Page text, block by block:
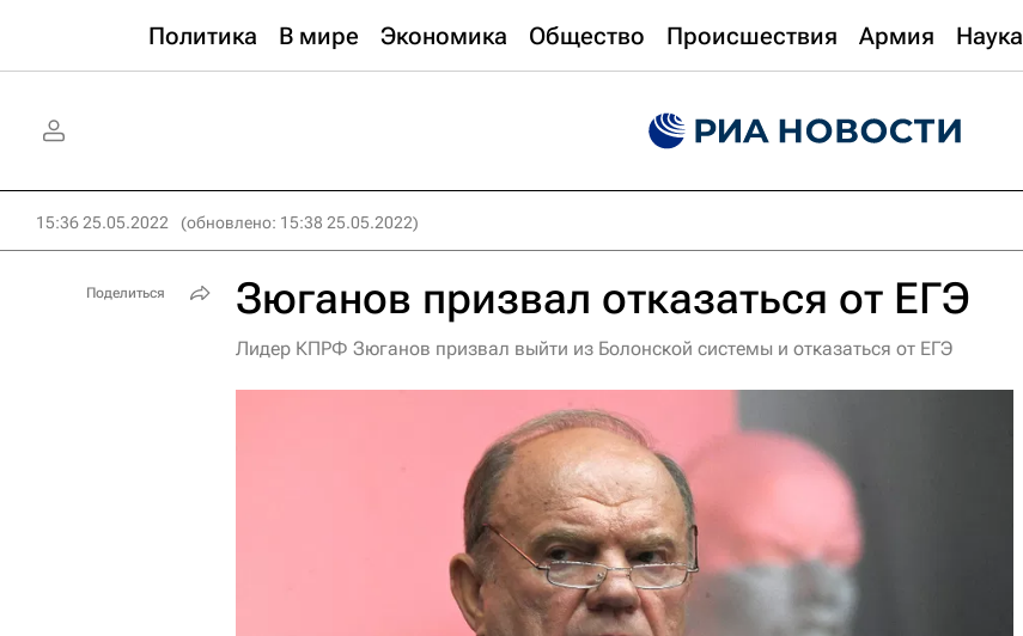
Политика В мире Экономика Общество Происшествия Армия Наука
15:36 25.05.2022 (обновлено: 15:38 25.05.2022)
Зюганов призвал отказаться от ЕГЭ
Лидер КПРФ Зюганов призвал выйти из Болонской системы и отказаться от ЕГЭ
Поделиться